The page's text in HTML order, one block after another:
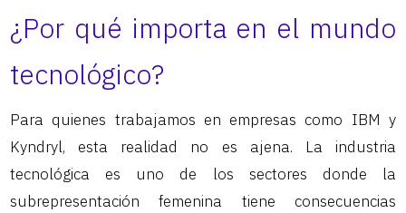
¿Por qué importa en el mundo
tecnológico?
Para quienes trabajamos en empresas como IBM y
Kyndryl, esta realidad no es ajena. La industria
tecnológica es uno de los sectores donde la
subrepresentación femenina tiene consecuencias